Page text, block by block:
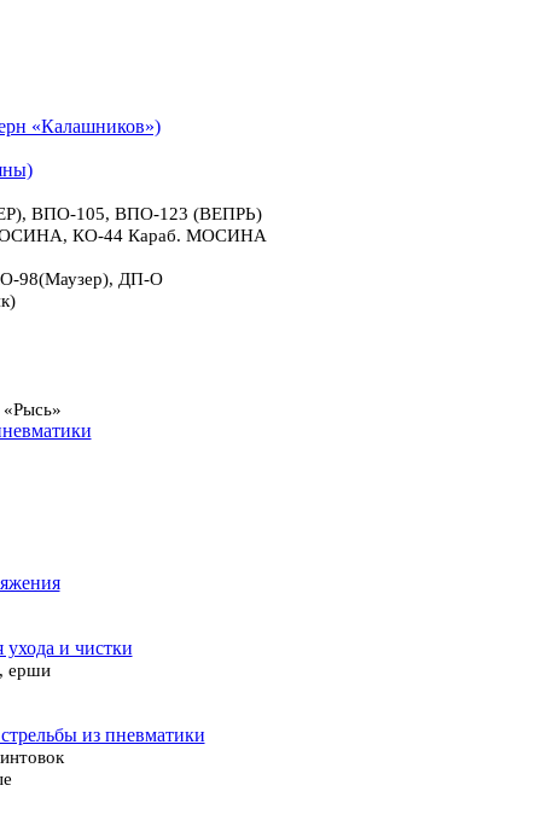
«Калашников»)
ВПО-105, ВПО-123 (ВЕПРЬ)
КО-44 Караб. МОСИНА
98(Маузер), ДП-О
ухода и чистки
ерши
из пневматики